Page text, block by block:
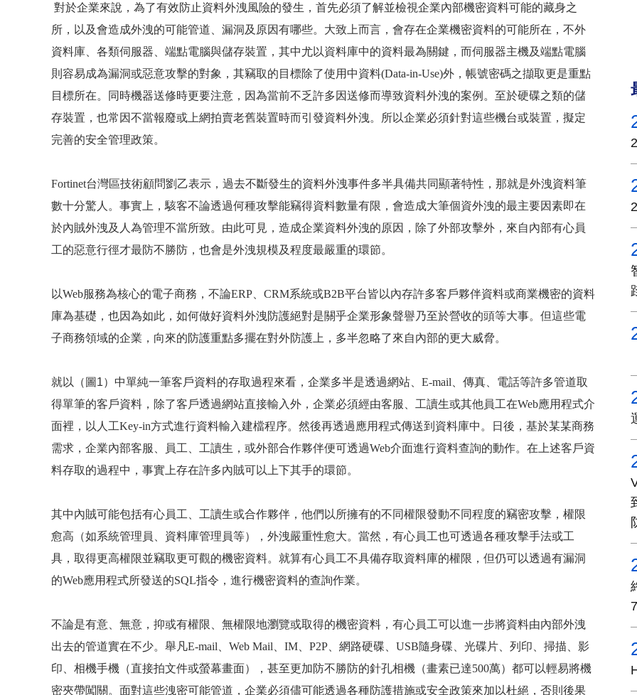
對於企業來說，為了有效防止資料外洩風險的發生，首先必須了解並檢視企業內部機密資料可能的藏身之
所，以及會造成外洩的可能管道、漏洞及原因有哪些。大致上而言，會存在企業機密資料的可能所在，不外
資料庫、各類伺服器、端點電腦與儲存裝置，其中尤以資料庫中的資料最為關鍵，而伺服器主機及端點電腦
則容易成為漏洞或惡意攻擊的對象，其竊取的目標除了使用中資料(Data-in-Use)外，帳號密碼之擷取更是重點
目標所在。同時機器送修時更要注意，因為當前不乏許多因送修而導致資料外洩的案例。至於硬碟之類的儲
存裝置，也常因不當報廢或上網拍賣老舊裝置時而引發資料外洩。所以企業必須針對這些機台或裝置，擬定
完善的安全管理政策。
Fortinet台灣區技術顧問劉乙表示，過去不斷發生的資料外洩事件多半具備共同顯著特性，那就是外洩資料筆
數十分驚人。事實上，駭客不論透過何種攻擊能竊得資料數量有限，會造成大筆個資外洩的最主要因素即在
於內賊外洩及人為管理不當所致。由此可見，造成企業資料外洩的原因，除了外部攻擊外，來自內部有心員
工的惡意行徑才最防不勝防，也會是外洩規模及程度最嚴重的環節。
以Web服務為核心的電子商務，不論ERP CRM系統或B2B平台皆以內存許多客戶夥伴資料或商業機密的資料
庫為基礎，也因為如此，如何做好資料外洩防護絕對是關乎企業形象聲譽乃至於營收的頭等大事。但這些電
子商務領域的企業，向來的防護重點多擺在對外防護上，多半忽略了來自內部的更大威脅。
就以（圖1）中單純一筆客戶資料的存取過程來看，企業多半是透過網站、 E-mail 、傳真、電話等許多管道取
得單筆的客戶資料，除了客戶透過網站直接輸入外，企業必須經由客服、工讀生或其他員工在Web應用程式介
面裡，以人工Key-in方式進行資料輸入建檔程序。然後再透過應用程式傳送到資料庫中。日後，基於某某商務
需求，企業內部客服、員工、工讀生，或外部合作夥伴便可透過Web介面進行資料查詢的動作。在上述客戶資
料存取的過程中，事實上存在許多內賊可以上下其手的環節。
其中內賊可能包括有心員工、工讀生或合作夥伴，他們以所擁有的不同權限發動不同程度的竊密攻擊，權限
愈高（如系統管理員、資料庫管理員等），外洩嚴重性愈大。當然，有心員工也可透過各種攻擊手法或工
具，取得更高權限並竊取更可觀的機密資料。就算有心員工不具備存取資料庫的權限，但仍可以透過有漏洞
的Web應用程式所發送的SQL指令，進行機密資料的查詢作業。
不論是有意、無意，抑或有權限、無權限地瀏覽或取得的機密資料，有心員工可以進一步將資料由內部外洩
出去的管道實在不少。舉凡E-mail Web Mail IM P2P 、網路硬碟、 USB隨身碟、光碟片、列印、掃描、影
印、相機手機（直接拍文件或螢幕畫面），甚至更加防不勝防的針孔相機（畫素已達500萬）都可以輕易將機
密夾帶闖關。面對這些洩密可能管道，企業必須儘可能透過各種防護措施或安全政策來加以杜絕，否則後果